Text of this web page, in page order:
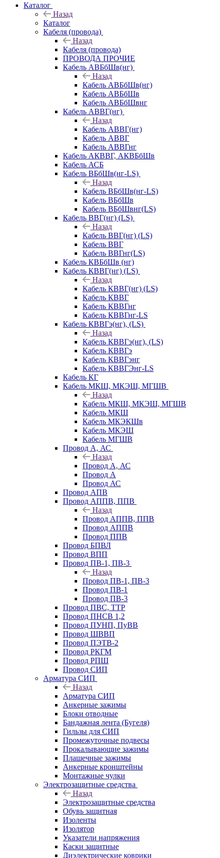
Каталог
Назад
Каталог
Кабеля (провода)
Назад
Кабеля (провода)
ПРОВОДА ПРОЧИЕ
Кабель АВБбШв(нг)
Назад
Кабель АВБбШв(нг)
Кабель АВБбШв
Кабель АВБбШвнг
Кабель АВВГ(нг)
Назад
Кабель АВВГ(нг)
Кабель АВВГ
Кабель АВВГнг
Кабель АКВВГ, АКВБбШв
Кабель АСБ
Кабель ВБбШв(нг-LS)
Назад
Кабель ВБбШв(нг-LS)
Кабель ВБбШв
Кабель ВБбШвнг(LS)
Кабель ВВГ(нг) (LS)
Назад
Кабель ВВГ(нг) (LS)
Кабель ВВГ
Кабель ВВГнг(LS)
Кабель КВБбШв (нг)
Кабель КВВГ(нг) (LS)
Назад
Кабель КВВГ(нг) (LS)
Кабель КВВГ
Кабель КВВГнг
Кабель КВВГнг-LS
Кабель КВВГэ(нг), (LS)
Назад
Кабель КВВГэ(нг), (LS)
Кабель КВВГэ
Кабель КВВГэнг
Кабель КВВГЭнг-LS
Кабель КГ
Кабель МКШ, МКЭШ, МГШВ
Назад
Кабель МКШ, МКЭШ, МГШВ
Кабель МКШ
Кабель МКЭКШв
Кабель МКЭШ
Кабель МГШВ
Провод А, АС
Назад
Провод А, АС
Провод А
Провод АС
Провод АПВ
Провод АППВ, ППВ
Назад
Провод АППВ, ППВ
Провод АППВ
Провод ППВ
Провод БПВЛ
Провод ВПП
Провод ПВ-1, ПВ-3
Назад
Провод ПВ-1, ПВ-3
Провод ПВ-1
Провод ПВ-3
Провод ПВС, ТТР
Провод ПНСВ 1,2
Провод ПУНП, ПуВВ
Провод ШВВП
Провод ПЭТВ-2
Провод РКГМ
Провод РПШ
Провод СИП
Арматура СИП
Назад
Арматура СИП
Анкерные зажимы
Блоки отводные
Бандажная лента (Бугеля)
Гильзы для СИП
Промежуточные подвесы
Прокалывающие зажимы
Плашечные зажимы
Анкерные кронштейны
Монтажные чулки
Электрозащитные средства
Назад
Электрозащитные средства
Обувь защитная
Изоленты
Изолятор
Указатели напряжения
Каски защитные
Диэлектрические коврики